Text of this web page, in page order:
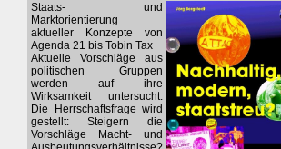
Staats- und
Marktorientierung
aktueller Konzepte von
Agenda 21 bis Tobin Tax
Aktuelle Vorschläge aus
politischen Gruppen
werden auf ihre
Wirksamkeit untersucht.
Die Herrschaftsfrage wird
gestellt: Steigern die
Vorschläge Macht- und